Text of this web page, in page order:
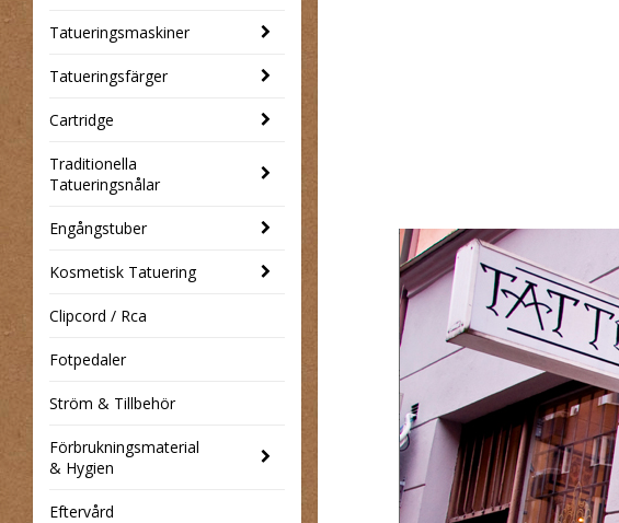
Tatueringsmaskiner
Tatueringsfärger
Cartridge
Traditionella
Tatueringsnålar
Engångstuber
Kosmetisk Tatuering
Clipcord / Rca
Fotpedaler
Ström & Tillbehör
Förbrukningsmaterial
& Hygien
Eftervård